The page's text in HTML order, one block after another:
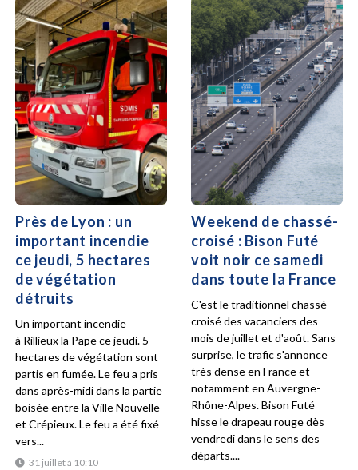
Près de Lyon : un
important incendie
ce jeudi, 5 hectares
de végétation
détruits
31 juillet à 10:10
Un important incendie
à Rillieux la Pape ce jeudi. 5
hectares de végétation sont
partis en fumée. Le feu a pris
dans après-midi dans la partie
boisée entre la Ville Nouvelle
et Crépieux. Le feu a été fixé
vers...
Weekend de chassé-
croisé : Bison Futé
voit noir ce samedi
dans toute la France
C'est le traditionnel chassé-
croisé des vacanciers des
mois de juillet et d'août. Sans
surprise, le trafic s'annonce
très dense en France et
notamment en Auvergne-
Rhône-Alpes. Bison Futé
hisse le drapeau rouge dès
vendredi dans le sens des
départs....